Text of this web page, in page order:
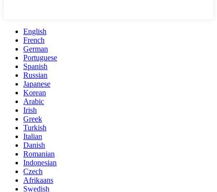
English
French
German
Portuguese
Spanish
Russian
Japanese
Korean
Arabic
Irish
Greek
Turkish
Italian
Danish
Romanian
Indonesian
Czech
Afrikaans
Swedish